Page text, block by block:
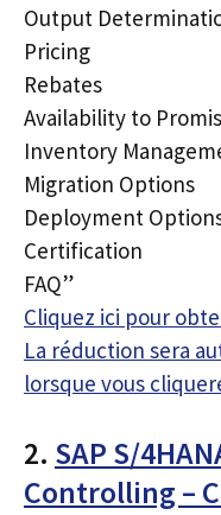
Output
Pricing
Rebates
Availability to
Inventory
Migration Options
Deployment
Certification
FAQ”
Cliquez ici pour
La réduction sera
lorsque vous
2. SAP S/
Controlling –